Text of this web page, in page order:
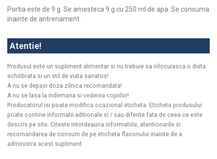
Portia este de 9 g. Se amesteca 9 g cu 250 ml de apa. Se consuma
inainte de antrenament.
Atentie!
Produsul este un supliment alimentar si nu trebuie sa inlocuiasca o dieta
echilibrata si un stil de viata sanatos!
A nu se depasi doza zilnica recomandata!
A nu se lasa la indemana si vederea copiilor!
Producatorul isi poate modifica ocazional eticheta. Eticheta produsului
poate contine informatii aditionale si / sau diferite fata de ceea ce este
descris pe site. Citeste intotdeauna informatiile, atentionarile si
recomandarea de consum de pe eticheta flaconului inainte de a
administra acest supliment.